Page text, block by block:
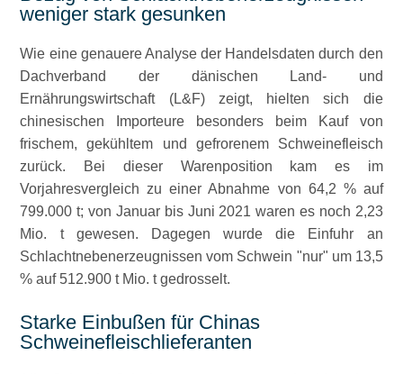
weniger stark gesunken
Wie eine genauere Analyse der Handelsdaten durch den
Dachverband der dänischen Land- und
Ernährungswirtschaft (L&F) zeigt, hielten sich die
chinesischen Importeure besonders beim Kauf von
frischem, gekühltem und gefrorenem Schweinefleisch
zurück. Bei dieser Warenposition kam es im
Vorjahresvergleich zu einer Abnahme von 64,2 % auf
799.000 t; von Januar bis Juni 2021 waren es noch 2,23
Mio. t gewesen. Dagegen wurde die Einfuhr an
Schlachtnebenerzeugnissen vom Schwein
nur
um 13,5
% auf 512.900 t Mio. t gedrosselt.
Starke Einbußen für Chinas
Schweinefleischlieferanten